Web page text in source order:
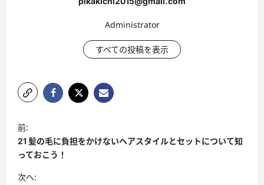
Administrator
すべての投稿を表示
投
稿
ナ
ビ
前:
21 髪の毛に負担をかけないヘアスタイルとセットについて知
っておこう！
次へ: